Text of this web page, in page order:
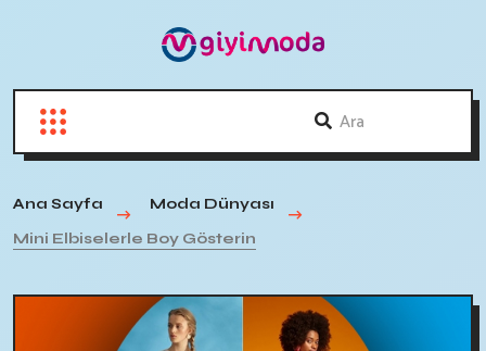
Ana Sayfa
Moda Dünyası
Mini Elbiselerle Boy Gösterin